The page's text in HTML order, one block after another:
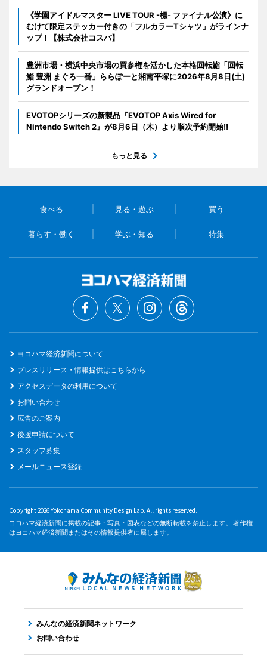
《学園アイドルマスター LIVE TOUR -標- ファイナル公演》に
むけて限定ステッカー付きの「フルカラーTシャツ」がラインナ
ップ！【株式会社コスパ】
豊洲市場・横浜中央市場の買参権を活かした本格回転鮨「回転
鮨 豊洲 まぐろ一番」ららぽーと湘南平塚に2026年8月8日(土)
グランドオープン！
EVOTOPシリーズの新製品『EVOTOP Axis Wired for
Nintendo Switch 2』が8月6日（木）より順次予約開始!!
もっと見る
食べる 見る・遊ぶ 買う
暮らす・働く 学ぶ・知る 特集
ヨコハマ経済新聞について
プレスリリース・情報提供はこちらから
アクセスデータの利用について
お問い合わせ
広告のご案内
後援申請について
スタッフ募集
メールニュース登録
Copyright 2026 Yokohama Community Design Lab. All rights reserved.
ヨコハマ経済新聞に掲載の記事・写真・図表などの無断転載を禁止します。 著作権
はヨコハマ経済新聞またはその情報提供者に属します。
みんなの経済新聞ネットワーク
お問い合わせ